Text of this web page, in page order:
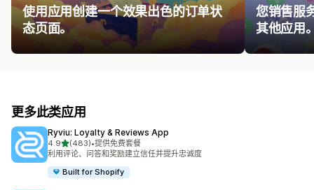
使用应用创建一个效果出色的订单状
态页面。
您销售服
其他应用
更多此类应用
Ryviu: Loyalty & Reviews App
4.9星（满分 5 星）
(483)
总共 483 条评论
•提供免费套餐
利用评论、问答和奖励建立信任并提升忠诚度
Built for Shopify